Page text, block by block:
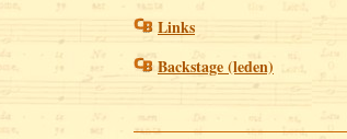
Links
Backstage (leden)